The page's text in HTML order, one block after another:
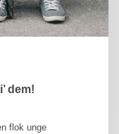
dem!
flok unge